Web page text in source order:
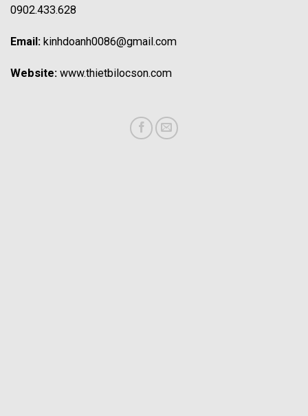
0902.433.628
Email: kinhdoanh0086@gmail.com
Website: www.thietbilocson.com